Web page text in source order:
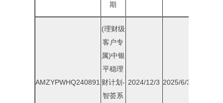
期
AMZYPWHQ240891
(理财级
客户专
属)中银
平稳理
财计划-
智荟系
2024/12/3 2025/6/30